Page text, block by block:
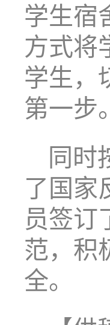
学生宿
方式将
学生，
第一步。
同时
了国家
员签订
范，积
全。